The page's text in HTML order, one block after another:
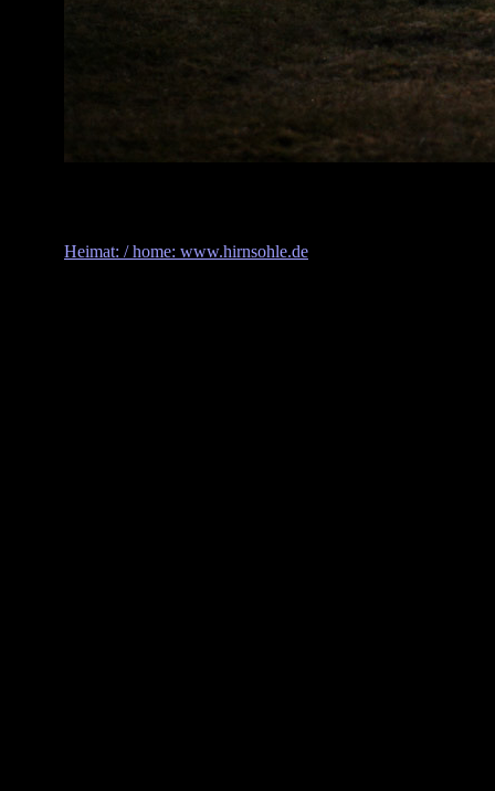
Heimat: / home: www.hirnsohle.de